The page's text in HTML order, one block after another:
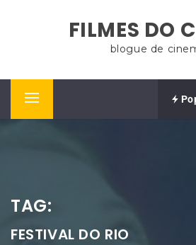
FILMES DO
blogue de
Primary
TAG:
FESTIVAL DO RIO